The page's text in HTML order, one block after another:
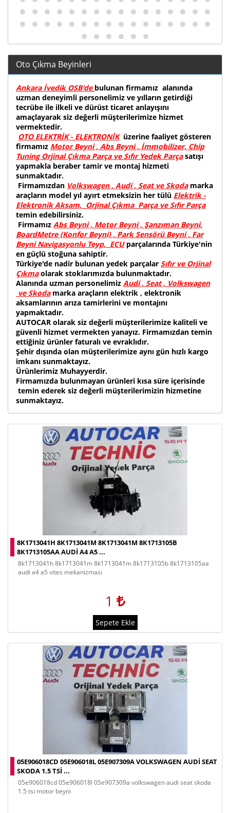
Oto Çıkma Beyinleri
Ankara İvedik OSB'de bulunan firmamız alanında
uzman deneyimli personelimiz ve yılların getirdiği
tecrübe ile ilkeli ve dürüst ticaret anlayışını
amaçlayarak siz değerli müşterilerimize hizmet
vermektedir.
OTO ELEKTRİK - ELEKTRONİK üzerine faaliyet gösteren
firmamız Motor Beyni , Abs Beyni , İmmobilizer, Chip
Tuning Orjinal Çıkma Parça ve Sıfır Yedek Parçasatışı
yapmakla beraber tamir ve montaj hizmeti
sunmaktadır.
Firmamızdan Volkswagen , Audi , Seat ve Skodamarka
araçların model yıl ayırt etmeksizin her tülü Elektrik -
Elektronik Aksam, Orjinal Çıkma Parça ve Sıfır Parça
temin edebilirsiniz.
Firmamız Abs Beyni , Motor Beyni , Şanzıman Beyni,
BoardMetre (Konfor Beyni) , Park Sensörü Beyni , Far
Beyni Navigasyonlu Teyp, ECUparçalarında Türkiye'nin
en güçlü stoğuna sahiptir.
Türkiye'de nadir bulunan yedek parçalar Sıfır ve Orjinal
Çıkmaolarak stoklarımızda bulunmaktadır.
Alanında uzman personelimiz Audi , Seat , Volkswagen
ve Skoda marka araçların elektrik , elektronik
aksamlarının arıza tamirlerini ve montajını
yapmaktadır.
AUTOCAR olarak siz değerli müşterilerimize kaliteli ve
güvenli hizmet vermekten yanayız. Firmamızdan temin
ettiğiniz ürünler faturalı ve evraklıdır.
Şehir dışında olan müşterilerimize aynı gün hızlı kargo
imkanı sunmaktayız.
Ürünlerimiz Muhayyerdir.
Firmamızda bulunmayan ürünleri kısa süre içerisinde
temin ederek siz değerli müşterilerimizin hizmetine
sunmaktayız.
8K1713041H 8K1713041M 8K1713041M 8K1713105B
8K1713105AA AUDI A4 A5 ...
8k1713041h 8k1713041m 8k1713041m 8k1713105b 8k1713105aa
audi a4 a5 vites mekanizması
1
Sepete Ekle
05E906018CD 05E906018L 05E907309A VOLKSWAGEN AUDI SEAT
SKODA 1.5 TSI ...
05e906018cd 05e906018l 05e907309a volkswagen audi seat skoda
1.5 tsi motor beyni